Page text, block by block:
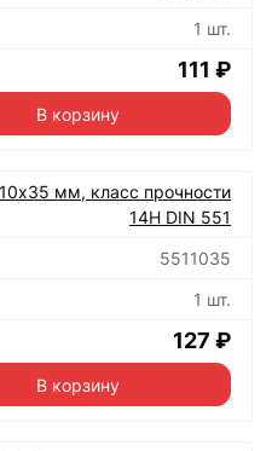
1 шт.
111 ₽
В корзину
мм, класс прочности
14H DIN 551
5511035
1 шт.
127 ₽
В корзину